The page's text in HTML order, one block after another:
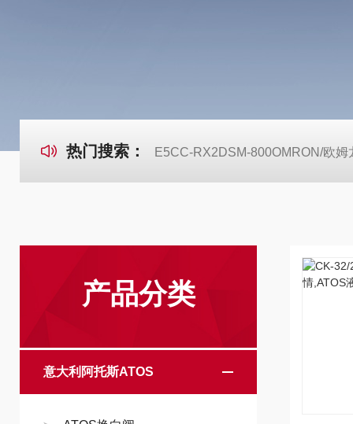
热门搜索： E5CC-RX2DSM-800OMRON/欧
产品分类
意大利阿托斯ATOS